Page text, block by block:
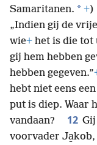
Samaritanen. * +
„Indien gij de
wie+ het is die tot
gij hem hebben
hebben gegeven.”
hebt niet eens
put is diep. Waar
vandaan?
12
voorvader Ja̱kob,